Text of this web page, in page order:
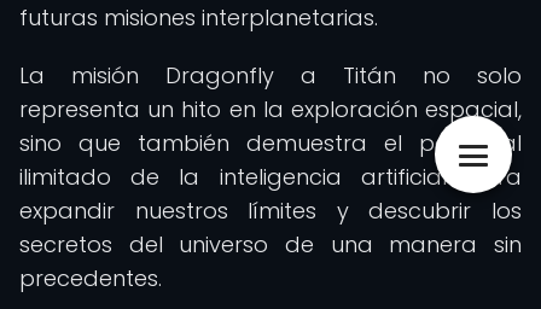
futuras misiones interplanetarias.
La misión Dragonfly a Titán no solo
representa un hito en la exploración espacial,
sino que también demuestra el potencial
ilimitado de la inteligencia artificial para
expandir nuestros límites y descubrir los
secretos del universo de una manera sin
precedentes.